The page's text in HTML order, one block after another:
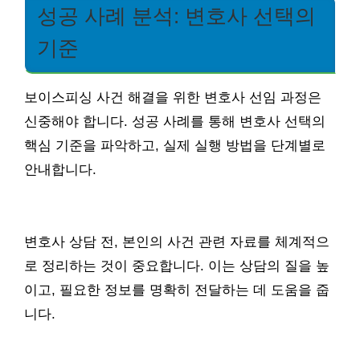
성공 사례 분석: 변호사 선택의
기준
보이스피싱 사건 해결을 위한 변호사 선임 과정은
신중해야 합니다. 성공 사례를 통해 변호사 선택의
핵심 기준을 파악하고, 실제 실행 방법을 단계별로
안내합니다.
변호사 상담 전, 본인의 사건 관련 자료를 체계적으
로 정리하는 것이 중요합니다. 이는 상담의 질을 높
이고, 필요한 정보를 명확히 전달하는 데 도움을 줍
니다.